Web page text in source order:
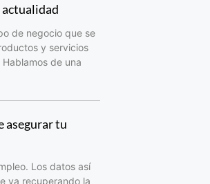
de negocio que se
y servicios
de una
asegurar tu
Los datos así
va recuperando la